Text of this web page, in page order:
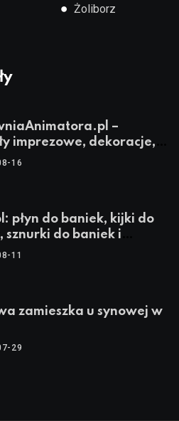
● Żoliborz
–
imprezowe, dekoracje,
dla animatorów
16
płyn do baniek, kijki do
sznurki do baniek i
do baniek
11
zamieszka u synowej w
29